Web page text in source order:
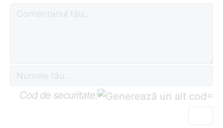
Cod de securitate: =